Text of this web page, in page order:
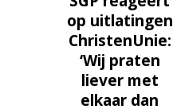
op uitlatingen
ChristenUnie:
‘Wij praten
liever met
elkaar dan